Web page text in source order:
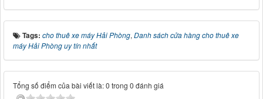
Tags: cho thuê xe máy Hải Phòng, Danh sách cửa hàng cho thuê xe
máy Hải Phòng uy tín nhất
Tổng số điểm của bài viết là: 0 trong 0 đánh giá